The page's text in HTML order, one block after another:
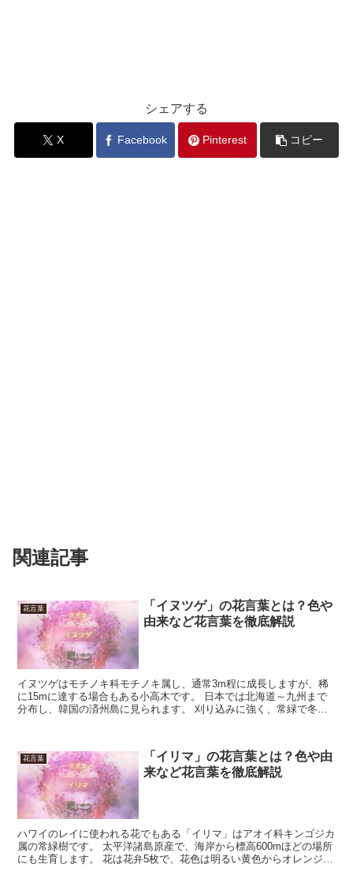
シェアする
X Facebook Pinterest コピー
関連記事
花言葉
「イヌツゲ」の花言葉とは？色や
由来など花言葉を徹底解説
イヌツゲはモチノキ科モチノキ属し、通常3m程に成長しますが、稀
に15mに達する場合もある小高木です。 日本では北海道～九州まで
分布し、韓国の済州島に見られます。 刈り込みに強く、常緑で冬で
花言葉
「イリマ」の花言葉とは？色や由
来など花言葉を徹底解説
ハワイのレイに使われる花でもある「イリマ」はアオイ科キンゴジカ
属の常緑樹です。 太平洋諸島原産で、海岸から標高600mほどの場所
にも生育します。 花は花弁5枚で、花色は明るい黄色からオレンジへ